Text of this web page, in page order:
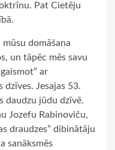
Pat Cietēju
domāšana
un tāpēc mēs savu
ar
Jesajas 53.
daudzu jūdu dzīvē.
Jozefu Rabinoviču,
draudzes” dibinātāju
sanāksmēs